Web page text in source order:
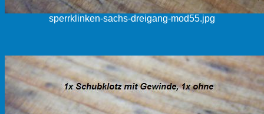
sperrklinken-sachs-dreigang-mod55.jpg